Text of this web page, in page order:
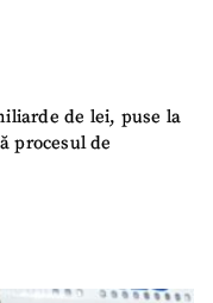
de lei, puse la
procesul de